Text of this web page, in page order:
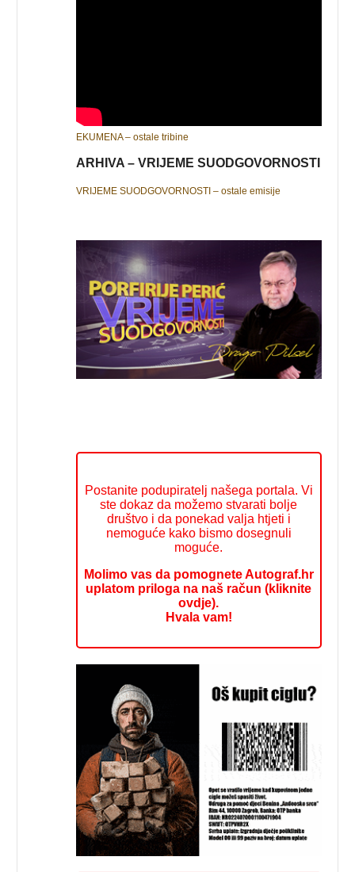
EKUMENA – ostale tribine
ARHIVA – VRIJEME SUODGOVORNOSTI
VRIJEME SUODGOVORNOSTI – ostale emisije
Postanite podupiratelj našega portala. Vi
ste dokaz da možemo stvarati bolje
društvo i da ponekad valja htjeti i
nemoguće kako bismo dosegnuli
moguće.
Molimo vas da pomognete Autograf.hr
uplatom priloga na naš račun (kliknite
ovdje).
Hvala vam!